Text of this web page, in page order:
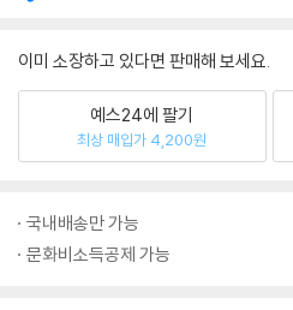
이미 소장하고 있다면 판매해 보세요.
예스24에 팔기
최상 매입가 4,200원
국내배송만 가능
문화비소득공제 가능